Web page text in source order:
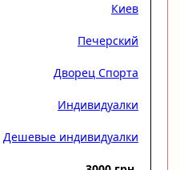
Киев
Печерский
Дворец Спорта
Индивидуалки
Дешевые индивидуалки